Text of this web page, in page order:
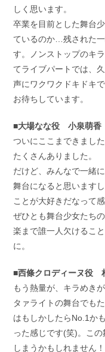
しく思います。
卒業を目前とした舞台
ているのか…残された
す。ノンストップのキ
てライブパートでは、
声にワクワクドキドキ
お待ちしています。
■大場なな役 小泉萌香
ついにここまできまし
たくさんありました。
だけど、みんなで一緒
舞台になると思います
ことが大好きだなって
ぜひとも舞台少女たち
楽まで誰一人欠けるこ
に。
■西條クロディーヌ役
もう熱量が、キラめき
タァライトの舞台でも
はもしかしたらNo.1か
った感じです(笑)。こ
しまうかもしれません！